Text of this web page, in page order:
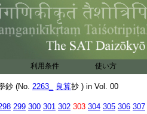
利用条件 使い方
鈔 (No. 2263_ 良算抄 ) in Vol. 00
299 300 301 302 303 304 305 306 307